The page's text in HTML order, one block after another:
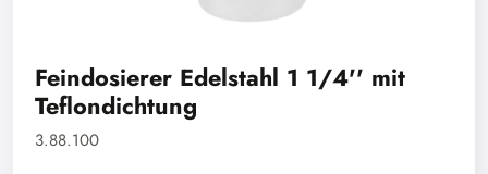
Feindosierer Edelstahl 1 1/4'' mit
Teflondichtung
3.88.100